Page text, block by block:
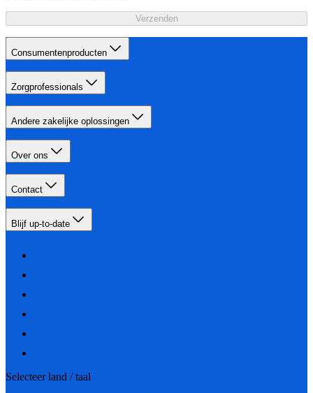
Verzenden
Consumentenproducten
Zorgprofessionals
Andere zakelijke oplossingen
Over ons
Contact
Blijf up-to-date
Selecteer land / taal